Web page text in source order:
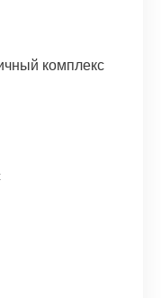
комплекс